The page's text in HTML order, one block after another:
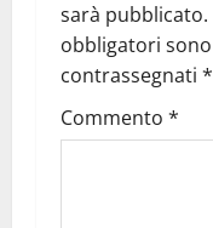
sarà pubblicato.
obbligatori sono
contrassegnati *
Commento *